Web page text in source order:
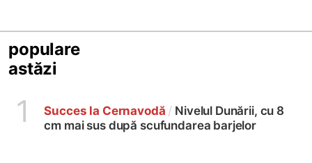
populare
astăzi
1 Succes la Cernavodă / Nivelul Dunării, cu 8
cm mai sus după scufundarea barjelor